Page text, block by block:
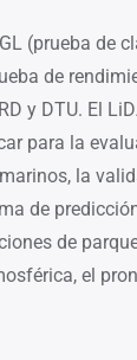
(prueba de
de
y DTU. El
para la
la
de
de
el